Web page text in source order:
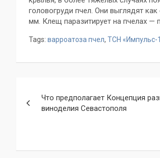
головогруди пчел. Они выглядят
мм. Клещ паразитирует на пчелах —
Tags: варроатоза пчел, ТСН «Импульс-
по
Что предполагает Концепция
виноделия Севастополя